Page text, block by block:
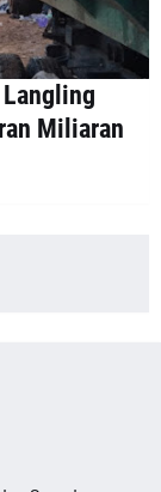
Miliaran